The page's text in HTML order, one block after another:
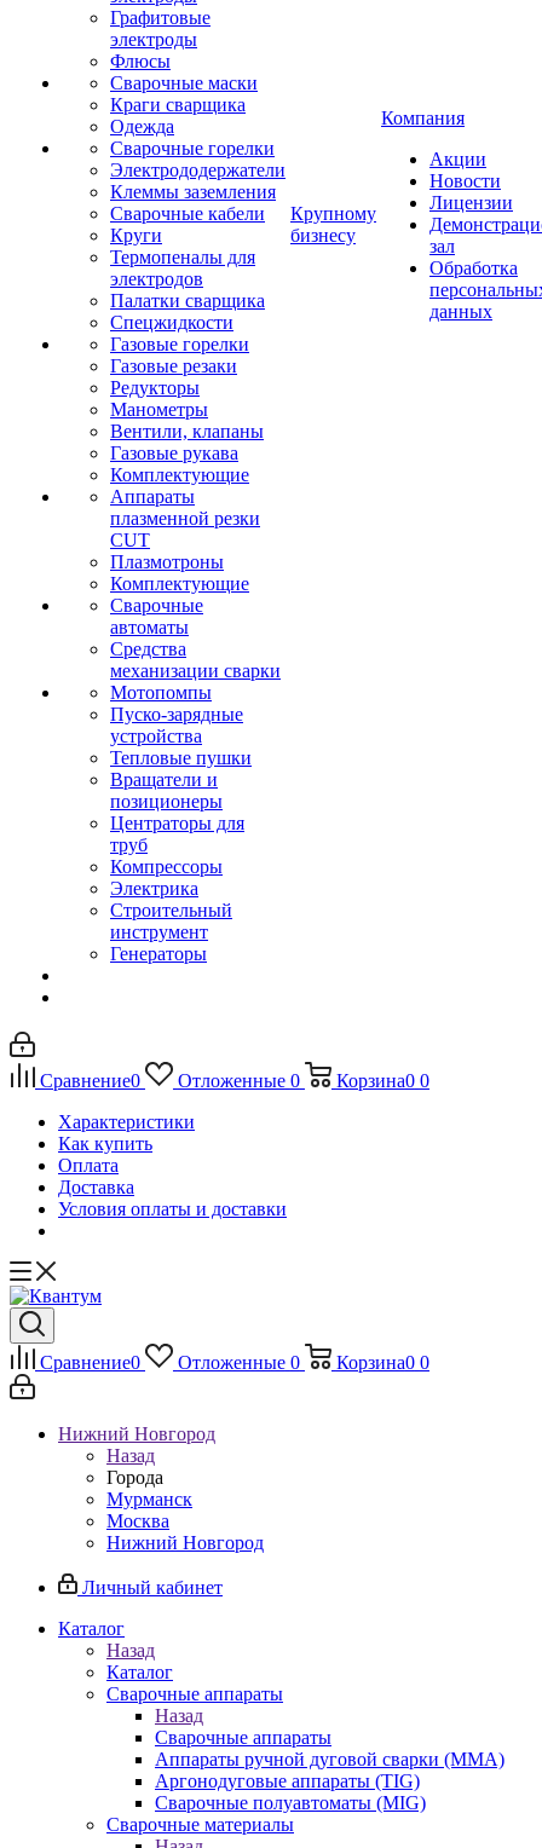
Графитовые
электроды
Флюсы
Сварочные маски
Краги сварщика
Одежда
Сварочные горелки
Электрододержатели
Клеммы заземления
Сварочные кабели
Круги
Термопеналы для
электродов
Палатки сварщика
Спецжидкости
Газовые горелки
Газовые резаки
Редукторы
Манометры
Вентили, клапаны
Газовые рукава
Комплектующие
Аппараты
плазменной резки
CUT
Плазмотроны
Комплектующие
Сварочные
автоматы
Средства
механизации сварки
Мотопомпы
Пуско-зарядные
устройства
Тепловые пушки
Вращатели и
позиционеры
Центраторы для
труб
Компрессоры
Электрика
Строительный
инструмент
Генераторы
Крупному
бизнесу
Компания
Акции
Новости
Лицензии
зал
Обработка
данных
Сравнение0 Отложенные 0 Корзина0 0
Характеристики
Как купить
Оплата
Доставка
Условия оплаты и доставки
Сравнение0 Отложенные 0 Корзина0 0
Нижний Новгород
Назад
Города
Мурманск
Москва
Нижний Новгород
Личный кабинет
Каталог
Назад
Каталог
Сварочные аппараты
Назад
Сварочные аппараты
Аппараты ручной дуговой сварки (MMA)
Аргонодуговые аппараты (TIG)
Сварочные полуавтоматы (MIG)
Сварочные материалы